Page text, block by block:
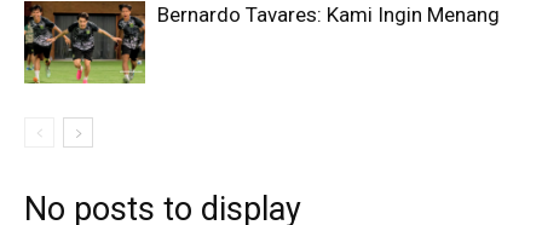
Bernardo Tavares: Kami Ingin Menang
No posts to display